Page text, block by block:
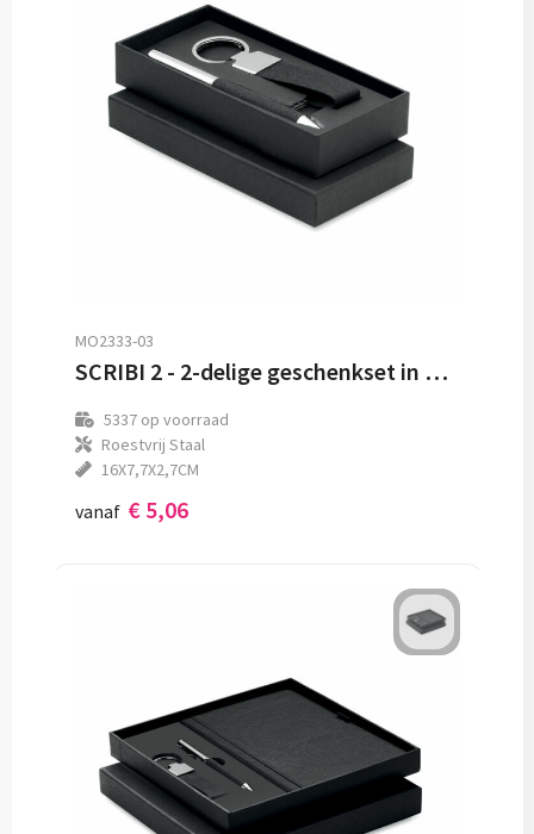
MO2333-03
SCRIBI 2 - 2-delige geschenkset in doos
5337op voorraad
Roestvrij Staal
16X7,7X2,7CM
vanaf € 5,06